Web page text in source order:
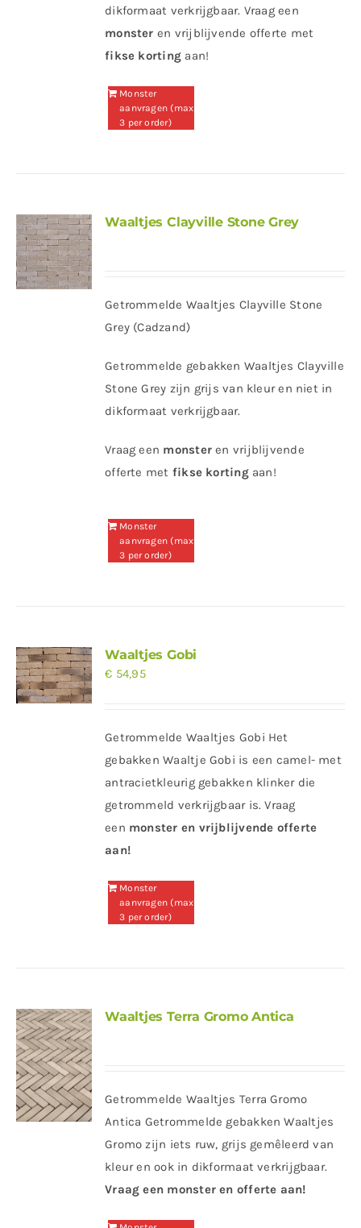
dikformaat verkrijgbaar. Vraag een
monster en vrijblijvende offerte met
fikse korting aan!
Monster
aanvragen (max
3 per order)
Waaltjes Clayville Stone Grey
Getrommelde Waaltjes Clayville Stone
Grey (Cadzand)
Getrommelde gebakken Waaltjes Clayville
Stone Grey zijn grijs van kleur en niet in
dikformaat verkrijgbaar.
Vraag een monsteren vrijblijvende
offerte met fikse korting aan!
Monster
aanvragen (max
3 per order)
Waaltjes Gobi
€ 54,95
Getrommelde Waaltjes Gobi Het
gebakken Waaltje Gobi is een camel- met
antracietkleurig gebakken klinker die
getrommeld verkrijgbaar is. Vraag
een monster en vrijblijvende offerte
aan!
Monster
aanvragen (max
3 per order)
Waaltjes Terra Gromo Antica
Getrommelde Waaltjes Terra Gromo
Antica Getrommelde gebakken Waaltjes
Gromo zijn iets ruw, grijs gemêleerd van
kleur en ook in dikformaat verkrijgbaar.
Vraag een monster en offerte aan!